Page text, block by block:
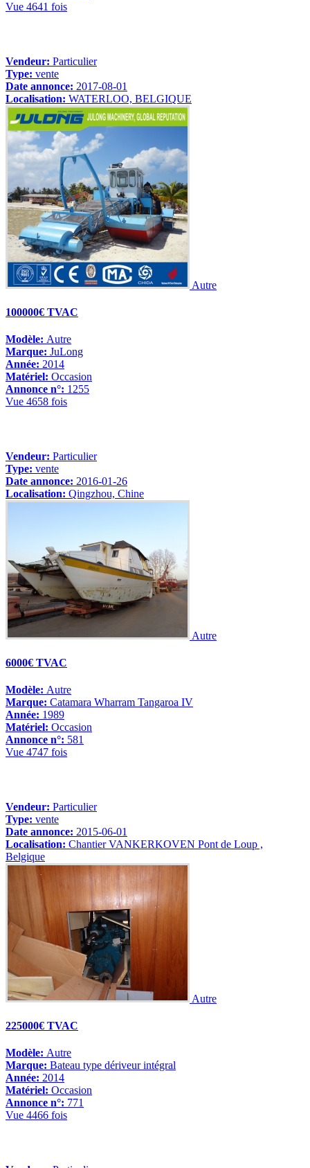
Vue 4641 fois
Vendeur: Particulier
Type: vente
Date annonce: 2017-08-01
Localisation: WATERLOO, BELGIQUE
Autre
100000€ TVAC
Modèle: Autre
Marque: JuLong
Année: 2014
Matériel: Occasion
Annonce n°: 1255
Vue 4658 fois
Vendeur: Particulier
Type: vente
Date annonce: 2016-01-26
Localisation: Qingzhou, Chine
Autre
6000€ TVAC
Modèle: Autre
Marque: Catamara Wharram Tangaroa IV
Année: 1989
Matériel: Occasion
Annonce n°: 581
Vue 4747 fois
Vendeur: Particulier
Type: vente
Date annonce: 2015-06-01
Localisation: Chantier VANKERKOVEN Pont de Loup ,
Belgique
Autre
225000€ TVAC
Modèle: Autre
Marque: Bateau type dériveur intégral
Année: 2014
Matériel: Occasion
Annonce n°: 771
Vue 4466 fois